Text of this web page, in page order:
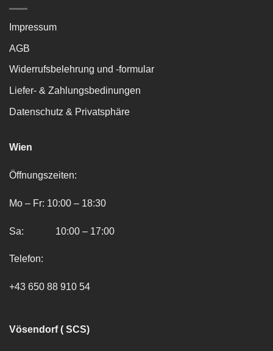
Impressum
AGB
Widerrufsbelehrung und -formular
Liefer- & Zahlungsbedinungen
Datenschutz & Privatsphäre
Wien
Öffnungszeiten:
Mo – Fr: 10:00 – 18:30
Sa: 10:00 – 17:00
Telefon:
+43 650 88 910 54
Vösendorf ( SCS)